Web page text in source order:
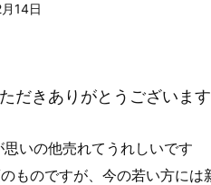
14日
だきありがとうございます
いの他売れてうれしいです
ものですが、今の若い方には